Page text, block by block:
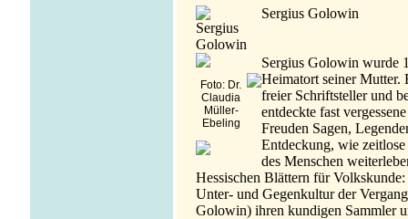
Foto: Dr.
Claudia
Müller-
Ebeling
Sergius Golowin
Sergius Golowin wurde
Heimatort seiner Mutter.
freier Schriftsteller und
entdeckte fast
Freuden Sagen,
Entdeckung, wie
des Menschen
Hessischen Blättern für
Unter- und Gegenkultur der
Golowin) ihren kundigen Sammler